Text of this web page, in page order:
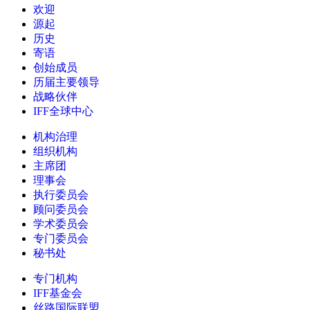
欢迎
源起
历史
寄语
创始成员
历届主要领导
战略伙伴
IFF全球中心
机构治理
组织机构
主席团
理事会
执行委员会
顾问委员会
学术委员会
专门委员会
秘书处
专门机构
IFF基金会
丝路国际联盟